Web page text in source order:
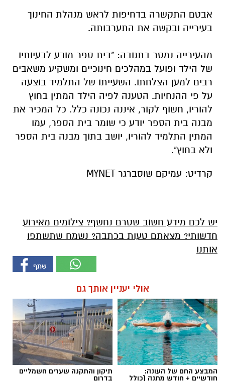
אבטם התקשרה בדחיפות לראש מנהלת החינוך
בעירייה ובקשה את התערבותה.
מהעירייה נמסר בתגובה: "בית ספר מודע לבעיותיו
של הילד ופועל במהלכים חינוכיים ומשקיע משאבים
רבים למען הצלחתו. השעייתו של התלמיד בוצעה
על פי ההנחיות. הטענה לפיה הילד המתין בחוץ
להוריו, חשוף לקור, איננה נכונה כלל. כל המכיר את
מבנה בית הספר יודע כי שומר בית הספר, עמו
המתין התלמיד להוריו, יושב בתוך מבנה בית הספר
ולא בחוץ".
קרדיט: עמיקם שוסברגר MYNET
יש לכם מידע חשוב שטרם נחשף? צילומים מאירוע
חדשותי? מצאתם טעות בכתבה? נשמח שתשתפו
אותנו
אולי יעניין אותך גם
המבצע החם של העונה:
חודשיים + חודש מתנה (כולל
תיקון והתקנה שערים חשמליים
בדרום